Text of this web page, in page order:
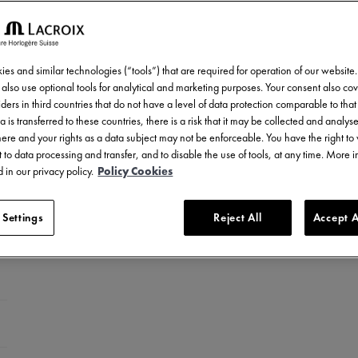
mm
del cinturino: Bracciale bicolore in acciaio inossidabile e rivestimento PVD
and similar technologies (“tools”) that are required for operation of our
use optional tools for analytical and marketing purposes. Your consent also
in third countries that do not have a level of data protection comparable to
is transferred to these countries, there is a risk that it may be collected and
and your rights as a data subject may not be enforceable. You have the right
to data processing and transfer, and to disable the use of tools, at any time. More
in our privacy policy. Policy Cookies
Reject All Accept